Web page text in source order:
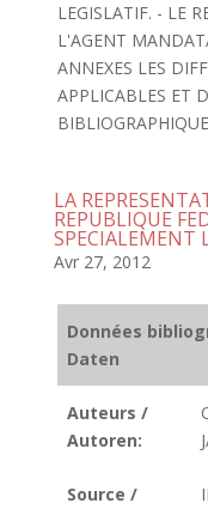
LEGISLATIF. - LE
L'AGENT
ANNEXES LES
APPLICABLES ET
LA
REPUBLIQUE
SPECIALEMENT
Avr 27, 2012
Données
Daten
Auteurs /
Autoren:
Source /